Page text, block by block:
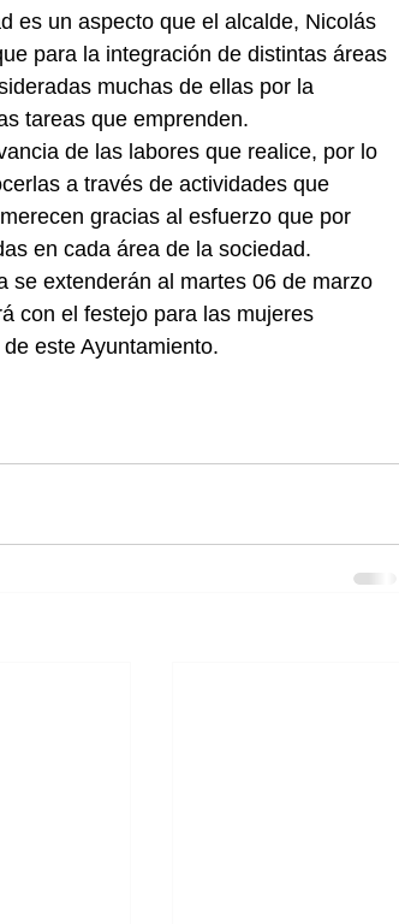
es un aspecto que el alcalde, Nicolás
para la integración de distintas áreas
muchas de ellas por la
tareas que emprenden.
de las labores que realice, por lo
a través de actividades que
gracias al esfuerzo que por
en cada área de la sociedad.
se extenderán al martes 06 de marzo
con el festejo para las mujeres
este Ayuntamiento.